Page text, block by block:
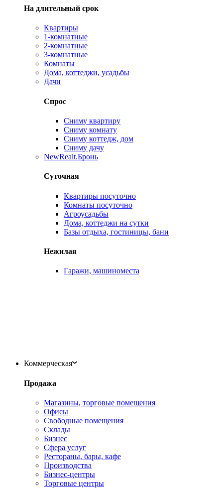
На длительный срок
Квартиры
1-комнатные
2-комнатные
3-комнатные
Комнаты
Дома, коттеджи, усадьбы
Дачи
Спрос
Сниму квартиру
Сниму комнату
Сниму коттедж, дом
Сниму дачу
NewRealt.Бронь
Суточная
Квартиры посуточно
Комнаты посуточно
Агроусадьбы
Дома, коттеджи на сутки
Базы отдыха, гостиницы, бани
Нежилая
Гаражи, машиноместа
Коммерческая
Продажа
Магазины, торговые помещения
Офисы
Свободные помещения
Склады
Бизнес
Сфера услуг
Рестораны, бары, кафе
Производства
Бизнес-центры
Торговые центры